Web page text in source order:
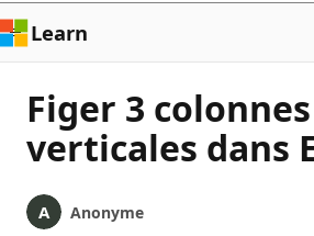
Learn
Figer 3 colonnes
verticales dans
Anonyme